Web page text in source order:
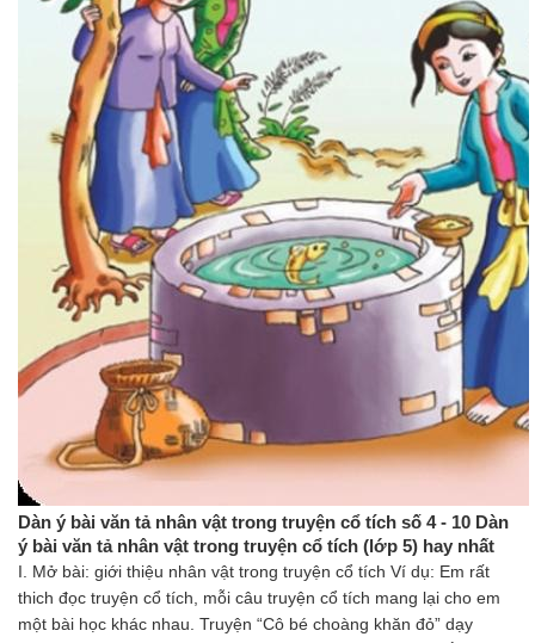
Dàn ý bài văn tả nhân vật trong truyện cổ tích số 4 - 10 Dàn
ý bài văn tả nhân vật trong truyện cổ tích (lớp 5) hay nhất
I. Mở bài: giới thiệu nhân vật trong truyện cổ tích Ví dụ: Em rất
thich đọc truyện cổ tích, mỗi câu truyện cổ tích mang lại cho em
một bài học khác nhau. Truyện “Cô bé choàng khăn đỏ” dạy